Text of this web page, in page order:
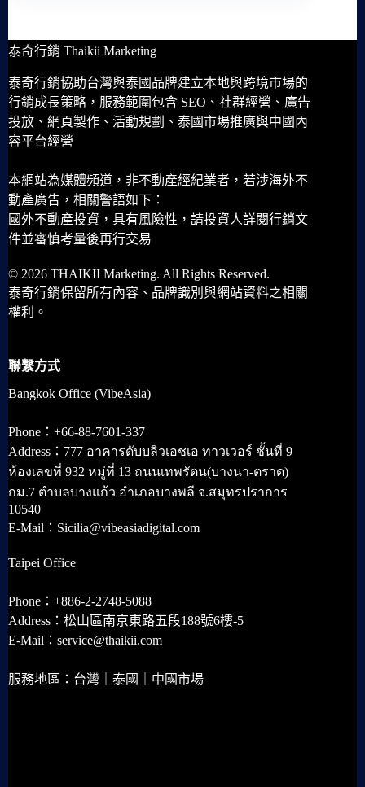
泰奇行銷 Thaikii Marketing
泰奇行銷協助台灣與泰國品牌建立本地與跨境市場的
行銷成長策略，服務範圍包含 SEO、社群經營、廣告
投放、網頁製作、活動規劃、泰國市場推廣與中國內
容平台經營
本網站為媒體頻道，非不動產經紀業者，若涉海外不
動產廣告，相關警語如下：
國外不動產投資，具有風險性，請投資人詳閱行銷文
件並審慎考量後再行交易
© 2026 THAIKII Marketing. All Rights Reserved.
泰奇行銷保留所有內容、品牌識別與網站資料之相關
權利。
聯繫方式
Bangkok Office (VibeAsia)
Phone：+66-88-7601-337
Address：777 อาคารดับบลิวเอชเอ ทาวเวอร์ ชั้นที่ 9
ห้องเลขที่ 932 หมู่ที่ 13 ถนนเทพรัตน(บางนา-ตราด)
กม.7 ตำบลบางแก้ว อำเภอบางพลี จ.สมุทรปราการ
10540
E-Mail：Sicilia@vibeasiadigital.com
Taipei Office
Phone：+886-2-2748-5088
Address：松山區南京東路五段188號6樓-5
E-Mail：service@thaikii.com
服務地區：台灣｜泰國｜中國市場